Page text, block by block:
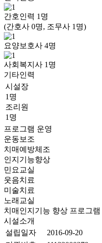
간호인력 1 명
(간호사 0명, 조무사 1명)
요양보호사 4명
사회복지사 1 명
기타인력
시설장
1명
조리원
1명
프로그램 운영
운동보조
치매예방체조
인지기능향상
민요교실
웃음치료
미술치료
노래교실
치매인지기능 향상 프로그램
시설소개
설립일자
2016-09-20